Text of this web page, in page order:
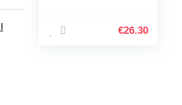
€26.30